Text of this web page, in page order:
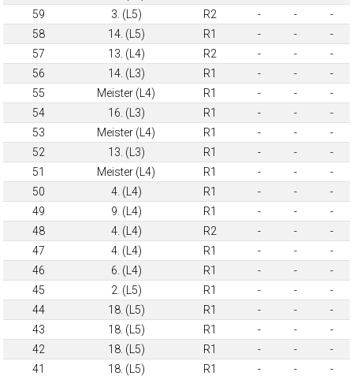
59
3. (L5) R2 - -
-
58
14. (L5) R1 - -
-
57
13. (L4) R2 - -
-
56
14. (L3) R1 - -
-
55
Meister (L4) R1 - -
-
54
16. (L3) R1 - -
-
53
Meister (L4) R1 - -
-
52
13. (L3) R1 - -
-
51
Meister (L4) R1 - -
-
50
4. (L4) R1 - -
-
49
9. (L4) R1 - -
-
48
4. (L4) R2 - -
-
47
4. (L4) R1 - -
-
46
6. (L4) R1 - -
-
45
2. (L5) R1 - -
-
44
18. (L5) R1 - -
-
43
18. (L5) R1 - -
-
42
18. (L5) R1 - -
-
41
18. (L5) R1 - -
-